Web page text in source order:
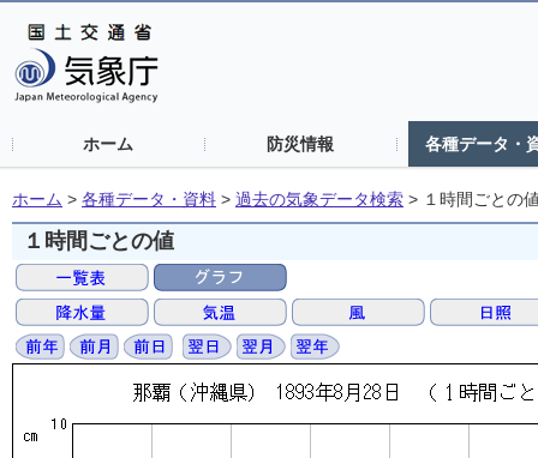
ホーム 防災情報 各種データ・
ホーム > 各種データ・資料 > 過去の気象データ検索 > １時間ごとの
１時間ごとの値